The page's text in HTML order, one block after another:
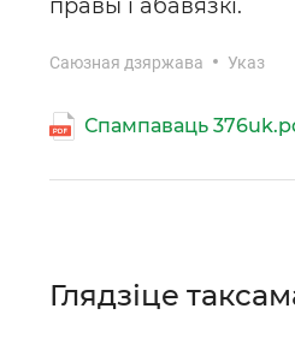
правы і абавязкі.
Саюзная дзяржава Указ
Спампаваць
Глядзіце